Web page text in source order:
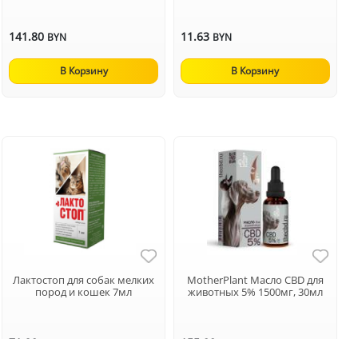
141.80 BYN
В Корзину
11.63 BYN
В Корзину
Лактостоп для собак мелких
пород и кошек 7мл
MotherPlant Масло CBD для
животных 5% 1500мг, 30мл